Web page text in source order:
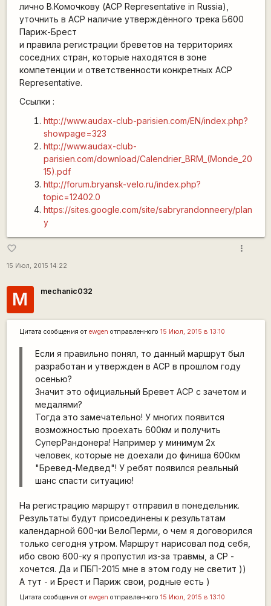
лично В.Комочкову (ACP Representative in Russia),
уточнить в АСР наличие утверждённого трека Б600
Париж-Брест
и правила регистрации бреветов на территориях
соседних стран, которые находятся в зоне
компетенции и ответственности конкретных ACP
Representative.
Ссылки :
http://www.audax-club-parisien.com/EN/index.php?
showpage=323
http://www.audax-club-
parisien.com/download/Calendrier_BRM_(Monde_20
15).pdf
http://forum.bryansk-velo.ru/index.php?
topic=12402.0
https://sites.google.com/site/sabryrandonneery/plan
y
favorite_border
15 Июл, 2015 14:22
more_vert
M mechanic032
Цитата сообщения от ewgen отправленного 15 Июл, 2015 в 13:10
Если я правильно понял, то данный маршрут был
разработан и утвержден в АСР в прошлом году
осенью?
Значит это официальный Бревет АСР с зачетом и
медалями?
Тогда это замечательно! У многих появится
возможностью проехать 600км и получить
СуперРандонера! Например у минимум 2х
человек, которые не доехали до финиша 600км
"Бревед-Медвед"! У ребят появился реальный
шанс спасти ситуацию!
На регистрацию маршрут отправил в понедельник.
Результаты будут присоединены к результатам
календарной 600-ки ВелоПерми, о чем я договорился
только сегодня утром. Маршрут нарисовал под себя,
ибо свою 600-ку я пропустил из-за травмы, а СР -
хочется. Да и ПБП-2015 мне в этом году не светит ))
А тут - и Брест и Париж свои, родные есть )
Цитата сообщения от ewgen отправленного 15 Июл, 2015 в 13:10